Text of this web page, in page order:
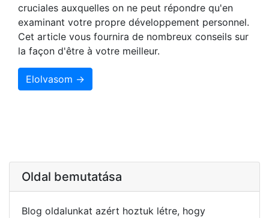
cruciales auxquelles on ne peut répondre qu'en
examinant votre propre développement personnel.
Cet article vous fournira de nombreux conseils sur
la façon d'être à votre meilleur.
Elolvasom →
Oldal bemutatása
Blog oldalunkat azért hoztuk létre, hogy